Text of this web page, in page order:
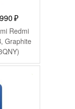
₽.
₽Текущая
цена:
11
990 ₽.
Redmi
Graphite